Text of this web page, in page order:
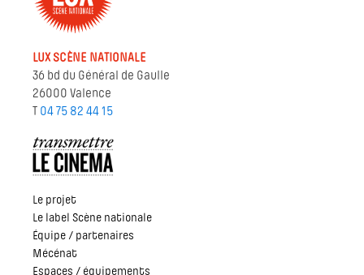
LUX SCÈNE NATIONALE
36 bd du Général de Gaulle
26000 Valence
T 04 75 82 44 15
Le projet
Le label Scène nationale
Équipe / partenaires
Mécénat
Espaces / équipements